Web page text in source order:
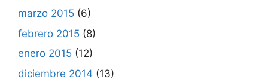
marzo 2015 (6)
febrero 2015 (8)
enero 2015 (12)
diciembre 2014 (13)